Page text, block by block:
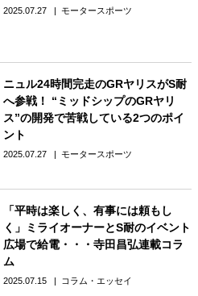
2025.07.27 モータースポーツ
ニュル24時間完走のGRヤリスがS耐
へ参戦！ “ミッドシップのGRヤリ
ス”の開発で苦戦している2つのポイ
ント
2025.07.27 モータースポーツ
「平時は楽しく、有事には頼もし
く」ミライオーナーとS耐のイベント
広場で給電・・・寺田昌弘連載コラ
ム
2025.07.15 コラム・エッセイ